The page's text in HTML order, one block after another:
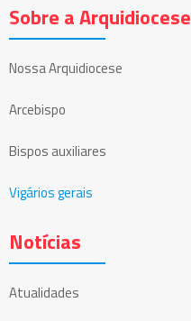
Sobre a Arquidiocese
Nossa Arquidiocese
Arcebispo
Bispos auxiliares
Vigários gerais
Notícias
Atualidades